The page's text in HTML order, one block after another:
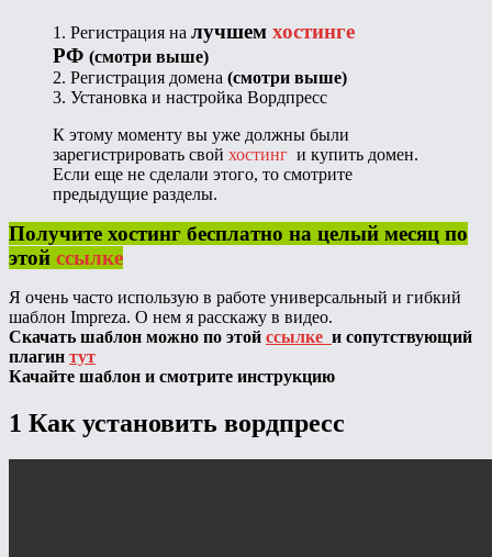
1. Регистрация на лучшем хостинге
РФ (смотри выше)
2. Регистрация домена (смотри выше)
3. Установка и настройка Вордпресс
К этому моменту вы уже должны были
зарегистрировать свой хостинг и купить домен.
Если еще не сделали этого, то смотрите
предыдущие разделы.
Получите хостинг бесплатно на целый месяц по
этой ссылке
Я очень часто использую в работе универсальный и гибкий
шаблон Impreza. О нем я расскажу в видео.
Скачать шаблон можно по этой ссылке и сопутствующий
плагин тут
Качайте шаблон и смотрите инструкцию
1 Как установить вордпресс